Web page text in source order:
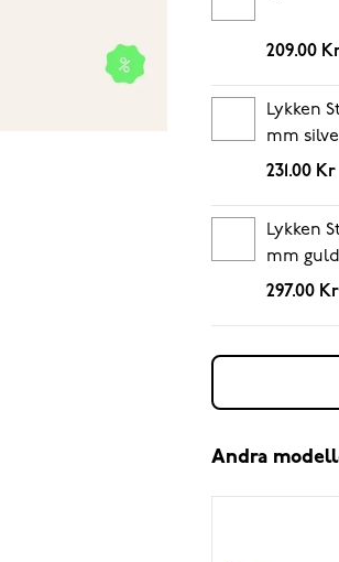
209.00
Lykken
mm
231.00 Kr
Lykken
mm guld
297.00 Kr
Andra